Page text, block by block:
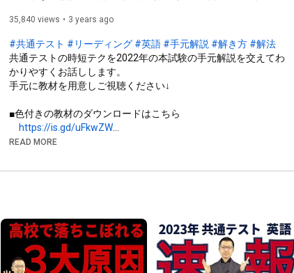
35,840 views 3 years ago
#共通テスト #リーディング #英語 #手元解説 #解き方 #解法
共通テストの時短テクを2022年の本試験の手元解説を交えてわ
かりやすくお話しします。
手元に教材を用意しご視聴ください↓
■色付きの教材のダウンロードはこちら
https://is.gd/uFkwZW
らないと損！】たった1時間（倍速）で20点アップ。共通テス
■ベリタスアカデミーのウェブサイト（無料体験もこちらから）
http://veritas.bz
■iOSアプリ
READ MORE